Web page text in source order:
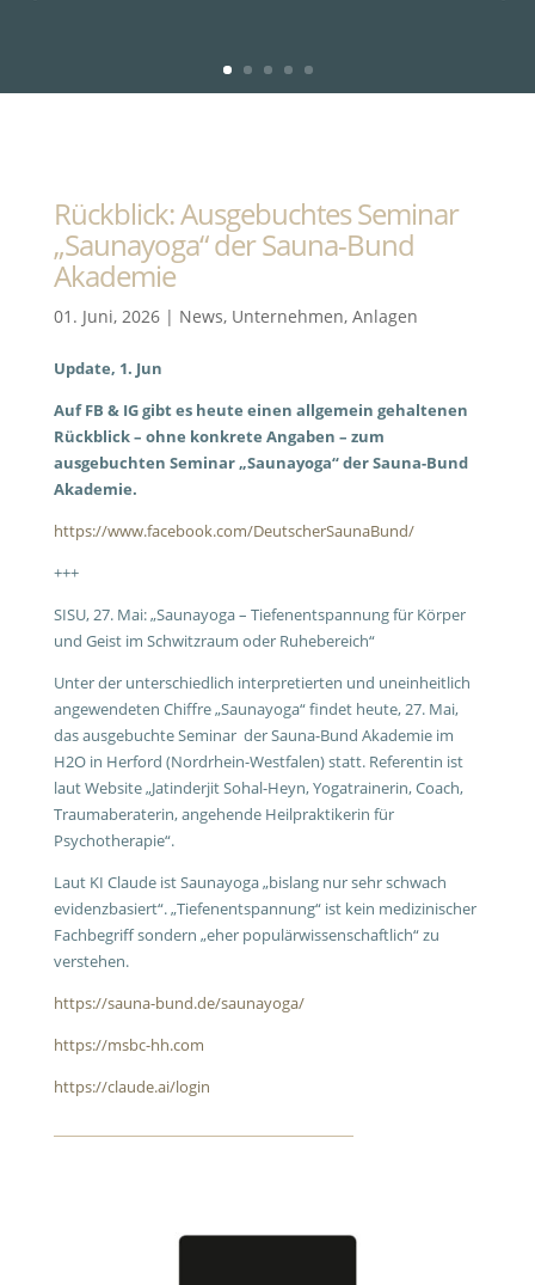
Rückblick: Ausgebuchtes Seminar
„Saunayoga“ der Sauna-Bund
Akademie
01. Juni, 2026| News, Unternehmen, Anlagen
Update, 1. Jun
Auf FB & IG gibt es heute einen allgemein gehaltenen
Rückblick – ohne konkrete Angaben – zum
ausgebuchten Seminar „Saunayoga“ der Sauna-Bund
Akademie.
https://www.facebook.com/DeutscherSaunaBund/
+++
SISU, 27. Mai: „Saunayoga – Tiefenentspannung für Körper
und Geist im Schwitzraum oder Ruhebereich“
Unter der unterschiedlich interpretierten und uneinheitlich
angewendeten Chiffre „Saunayoga“ findet heute, 27. Mai,
das ausgebuchte Seminar der Sauna-Bund Akademie im
H2O in Herford (Nordrhein-Westfalen) statt. Referentin ist
laut Website „Jatinderjit Sohal-Heyn, Yogatrainerin, Coach,
Traumaberaterin, angehende Heilpraktikerin für
Psychotherapie“.
Laut KI Claude ist Saunayoga „bislang nur sehr schwach
evidenzbasiert“. „Tiefenentspannung“ ist kein medizinischer
Fachbegriff sondern „eher populärwissenschaftlich“ zu
verstehen.
https://sauna-bund.de/saunayoga/
https://msbc-hh.com
https://claude.ai/login